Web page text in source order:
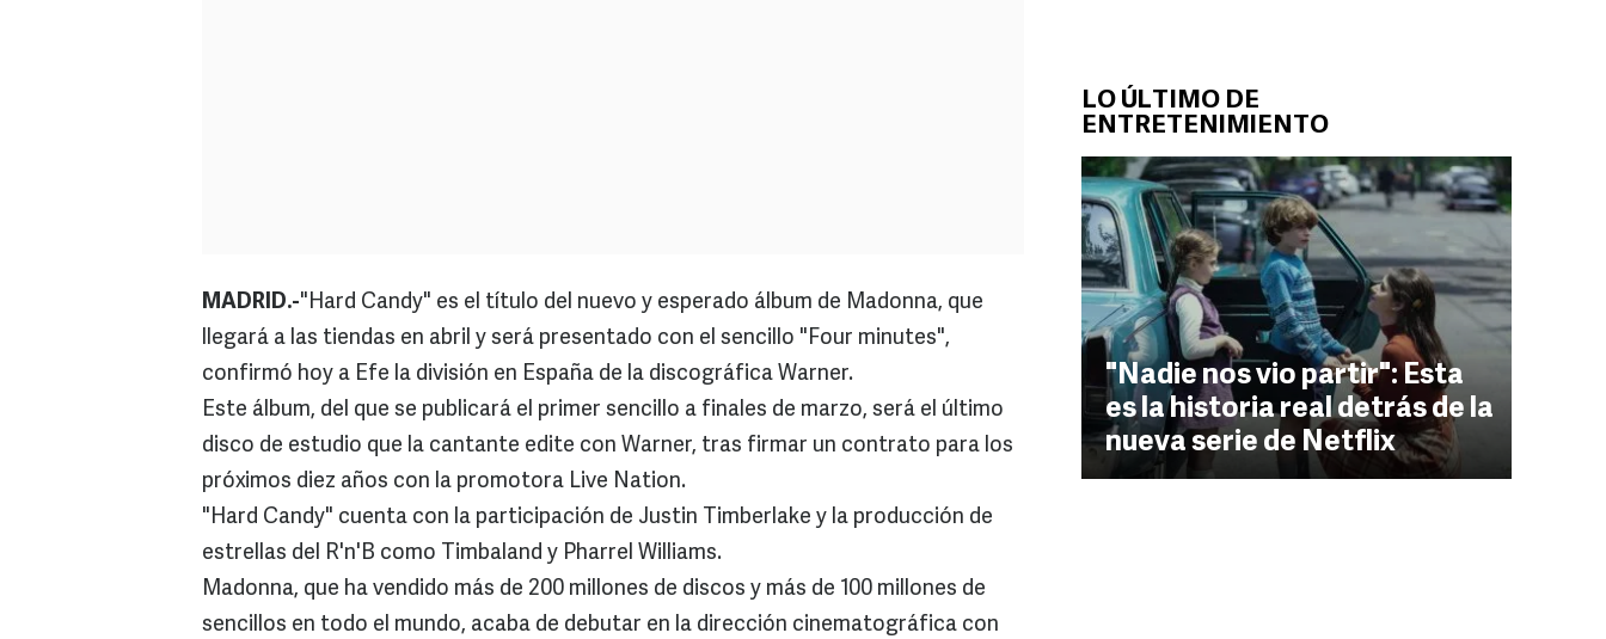
LO ÚLTIMO DE
ENTRETENIMIENTO
"Nadie nos vio partir": Esta
es la historia real detrás de la
nueva serie de Netflix
MADRID.-"Hard Candy" es el título del nuevo y esperado álbum de Madonna, que
llegará a las tiendas en abril y será presentado con el sencillo "Four minutes",
confirmó hoy a Efe la división en España de la discográfica Warner.
Este álbum, del que se publicará el primer sencillo a finales de marzo, será el último
disco de estudio que la cantante edite con Warner, tras firmar un contrato para los
próximos diez años con la promotora Live Nation.
"Hard Candy" cuenta con la participación de Justin Timberlake y la producción de
estrellas del R'n'B como Timbaland y Pharrel Williams.
Madonna, que ha vendido más de 200 millones de discos y más de 100 millones de
sencillos en todo el mundo, acaba de debutar en la dirección cinematográfica con